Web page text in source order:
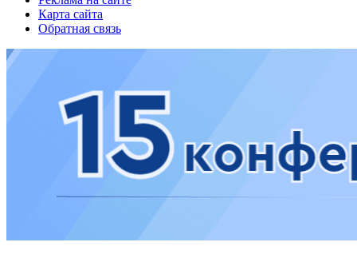
Карта сайта
Обратная связь